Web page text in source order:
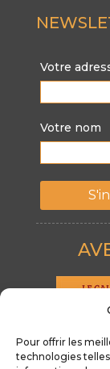
Pour offrir les
technologies
Votre
Votre nom